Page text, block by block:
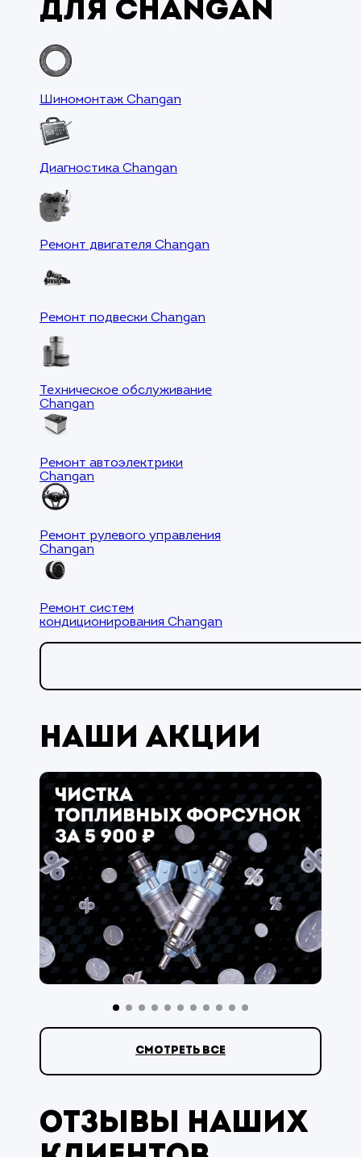
для Changan
Шиномонтаж Changan
Диагностика Changan
Ремонт двигателя Changan
Ремонт подвески Changan
Техническое обслуживание
Changan
Ремонт автоэлектрики
Changan
Ремонт рулевого управления
Changan
Ремонт систем
кондиционирования Changan
Наши акции
смотреть все
Отзывы наших